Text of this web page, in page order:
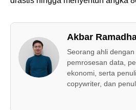
Akbar
Seorang ahli
pemrosesan data,
ekonomi, serta
copywriter, dan